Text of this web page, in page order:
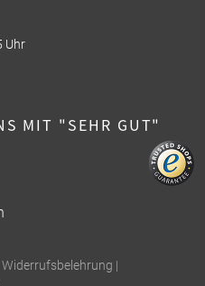
Uhr
MIT "SEHR GUT"
Widerrufsbelehrung |